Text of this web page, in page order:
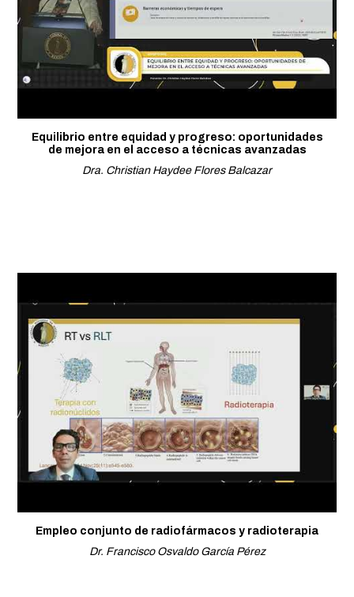
Equilibrio entre equidad y progreso: oportunidades
de mejora en el acceso a técnicas avanzadas
Dra. Christian Haydee Flores Balcazar
Empleo conjunto de radiofármacos y radioterapia
Dr. Francisco Osvaldo García Pérez